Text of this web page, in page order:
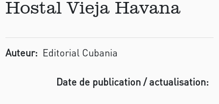
Hostal Vieja Havana
Auteur: Editorial Cubania
Date de publication / actualisation: